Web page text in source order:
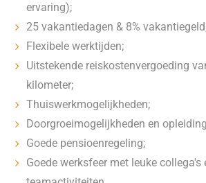
ervaring);
25 vakantiedagen & 8%
Flexibele werktijden;
Uitstekende reiskostenvergoeding
kilometer;
Thuiswerkmogelijkheden;
Doorgroeimogelijkheden en
Goede pensioenregeling;
Goede werksfeer met leuke collega's